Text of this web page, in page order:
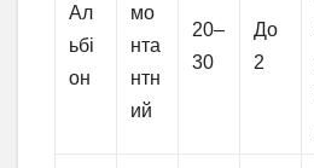
Ал
ьбі
он
мо
нта
нтн
ий
20–
30
До
2